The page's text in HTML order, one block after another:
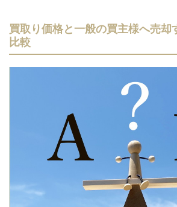
買取り価格と一般の買主様へ売却
比較